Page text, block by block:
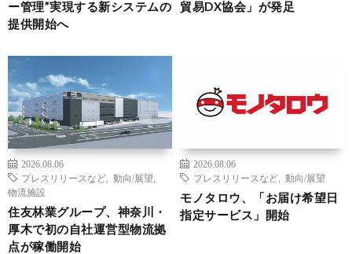
ー管理”実現する新システムの
提供開始へ
貿易DX協会」が発足
2026.08.06
プレスリリースなど
動向/展望
物流施設
住友林業グループ、神奈川・
厚木で初の自社運営型物流拠
点が稼働開始
2026.08.06
プレスリリースなど
動向/展望
モノタロウ、「お届け希望日
指定サービス」開始